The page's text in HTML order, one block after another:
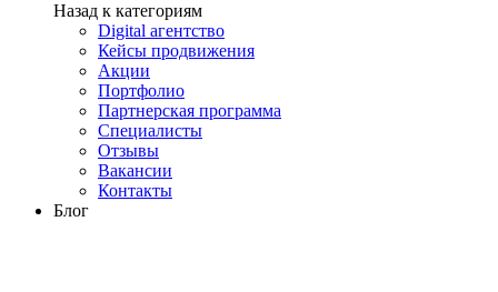
Назад к категориям
Digital агентство
Кейсы продвижения
Акции
Портфолио
Партнерская программа
Специалисты
Отзывы
Вакансии
Контакты
Блог